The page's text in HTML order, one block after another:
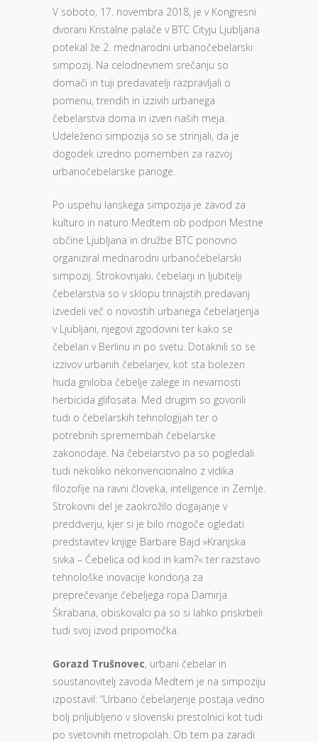
V soboto, 17. novembra 2018, je v Kongresni
dvorani Kristalne palače v BTC Cityju Ljubljana
potekal že 2. mednarodni urbanočebelarski
simpozij. Na celodnevnem srečanju so
domači in tuji predavatelji razpravljali o
pomenu, trendih in izzivih urbanega
čebelarstva doma in izven naših meja.
Udeleženci simpozija so se strinjali, da je
dogodek izredno pomemben za razvoj
urbanočebelarske panoge.
Po uspehu lanskega simpozija je zavod za
kulturo in naturo Medtem ob podpori Mestne
občine Ljubljana in družbe BTC ponovno
organiziral mednarodni urbanočebelarski
simpozij. Strokovnjaki, čebelarji in ljubitelji
čebelarstva so v sklopu trinajstih predavanj
izvedeli več o novostih urbanega čebelarjenja
v Ljubljani, njegovi zgodovini ter kako se
čebelari v Berlinu in po svetu. Dotaknili so se
izzivov urbanih čebelarjev, kot sta bolezen
huda gniloba čebelje zalege in nevarnosti
herbicida glifosata. Med drugim so govorili
tudi o čebelarskih tehnologijah ter o
potrebnih spremembah čebelarske
zakonodaje. Na čebelarstvo pa so pogledali
tudi nekoliko nekonvencionalno z vidika
filozofije na ravni človeka, inteligence in Zemlje.
Strokovni del je zaokrožilo dogajanje v
preddverju, kjer si je bilo mogoče ogledati
predstavitev knjige Barbare Bajd »Kranjska
sivka – Čebelica od kod in kam?« ter razstavo
tehnološke inovacije koridorja za
preprečevanje čebeljega ropa Damirja
Škrabana, obiskovalci pa so si lahko priskrbeli
tudi svoj izvod pripomočka.
Gorazd Trušnovec, urbani čebelar in
soustanovitelj zavoda Medtem je na simpoziju
izpostavil: “Urbano čebelarjenje postaja vedno
bolj priljubljeno v slovenski prestolnici kot tudi
po svetovnih metropolah. Ob tem pa zaradi